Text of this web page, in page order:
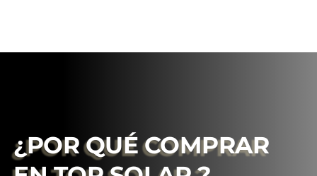
¿POR QUÉ COMPRAR